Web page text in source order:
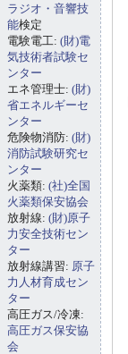
ラジオ・音響技
能検定
電験電工: (財)電
気技術者試験セ
ンター
エネ管理士: (財)
省エネルギーセ
ンター
危険物消防: (財)
消防試験研究セ
ンター
火薬類: (社)全国
火薬類保安協会
放射線: (財)原子
力安全技術セン
ター
放射線講習: 原子
力人材育成セン
ター
高圧ガス/冷凍:
高圧ガス保安協
会